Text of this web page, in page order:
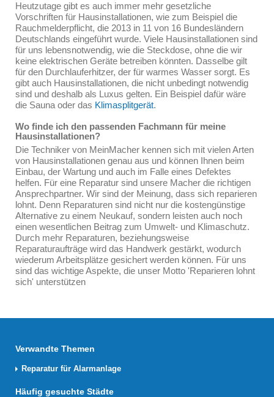
Heutzutage gibt es auch immer mehr gesetzliche
Vorschriften für Hausinstallationen, wie zum Beispiel die
Rauchmelderpflicht, die 2013 in 11 von 16 Bundesländern
Deutschlands eingeführt wurde. Viele Hausinstallationen sind
für uns lebensnotwendig, wie die Steckdose, ohne die wir
keine elektrischen Geräte betreiben könnten. Dasselbe gilt
für den Durchlauferhitzer, der für warmes Wasser sorgt. Es
gibt auch Hausinstallationen, die nicht unbedingt notwendig
sind und deshalb als Luxus gelten. Ein Beispiel dafür wäre
die Sauna oder das Klimasplitgerät.
Wo finde ich den passenden Fachmann für meine
Hausinstallationen?
Die Techniker von MeinMacher kennen sich mit vielen Arten
von Hausinstallationen genau aus und können Ihnen beim
Einbau, der Wartung und auch im Falle eines Defektes
helfen. Für eine Reparatur sind unsere Macher die richtigen
Ansprechpartner. Wir sind der Meinung, dass sich reparieren
lohnt. Denn Reparaturen sind nicht nur die kostengünstige
Alternative zu einem Neukauf, sondern leisten auch noch
einen wesentlichen Beitrag zum Umwelt- und Klimaschutz.
Durch mehr Reparaturen, beziehungsweise
Reparaturaufträge wird das Handwerk gestärkt, wodurch
wiederum Arbeitsplätze gesichert werden können. Für uns
sind das wichtige Aspekte, die unser Motto 'Reparieren lohnt
sich' unterstützen
Verwandte Themen
Reparatur für Alarmanlage
Häufig gesuchte Städte